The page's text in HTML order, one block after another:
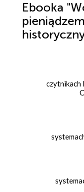
Ebooka
czytnikach